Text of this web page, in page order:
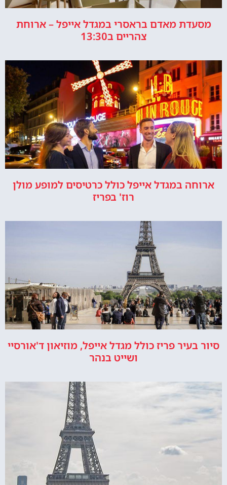
מסעדת מאדם בראסרי במגדל אייפל – ארוחת
צהריים ב13:30
ארוחה במגדל אייפל כולל כרטיסים למופע מולן
רוז' בפריז
סיור בעיר פריז כולל מגדל אייפל, מוזיאון ד'אורסיי
ושייט בנהר